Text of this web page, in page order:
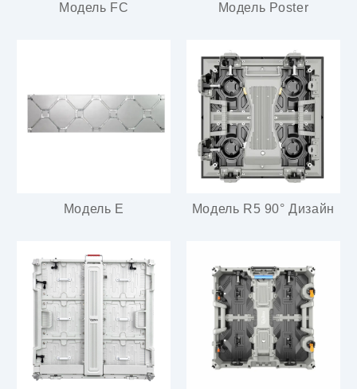
Модель FC Модель Poster
Модель E Модель R5 90° Дизайн